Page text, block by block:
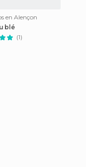
en Alençon
blé
(1)